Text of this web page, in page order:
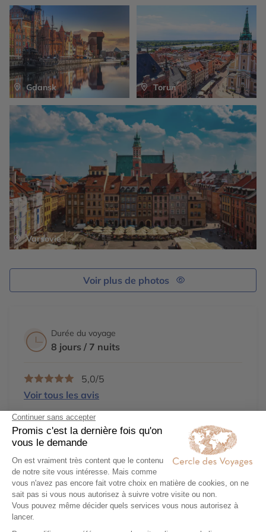
Varsovie
Gdansk Torun
Voir plus de photos
Durée du voyage
8 jours / 7 nuits
5,0/5
Voir tous les avis
Des conseillers créateurs d'expériences
Des voyages 100%
Unengagementlocal et responsable
Une agence 31Avenue Opéra
Demander un devis